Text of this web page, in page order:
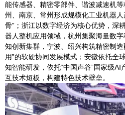
能传感器、精密零部件、谐波减速机
州、南京、常州形成规模化工业机器
骨”；浙江以数字经济为核心优势，深
器人整机应用领域，杭州集聚海量数
知创新集群，宁波、绍兴构筑精密制
用”的软硬协同发展模式；安徽依托全
知智能研发，依托“中国声谷”国家级
互技术短板，构建特色技术壁垒。